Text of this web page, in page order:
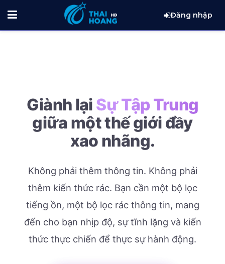
Đăng nhập
Giành lại Sự Tập Trung
giữa một thế giới đầy
xao nhãng.
Không phải thêm thông tin. Không phải
thêm kiến thức rác. Bạn cần một bộ lọc
tiếng ồn, một bộ lọc rác thông tin, mang
đến cho bạn nhịp độ, sự tĩnh lặng và kiến
thức thực chiến để thực sự hành động.